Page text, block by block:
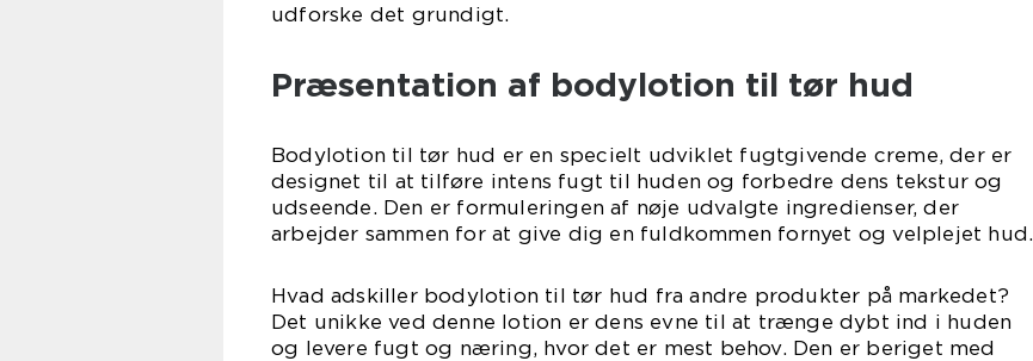
udforske det grundigt.
Præsentation af bodylotion til tør hud
Bodylotion til tør hud er en specielt udviklet fugtgivende creme, der er
designet til at tilføre intens fugt til huden og forbedre dens tekstur og
udseende. Den er formuleringen af nøje udvalgte ingredienser, der
arbejder sammen for at give dig en fuldkommen fornyet og velplejet hud.
Hvad adskiller bodylotion til tør hud fra andre produkter på markedet?
Det unikke ved denne lotion er dens evne til at trænge dybt ind i huden
og levere fugt og næring, hvor det er mest behov. Den er beriget med